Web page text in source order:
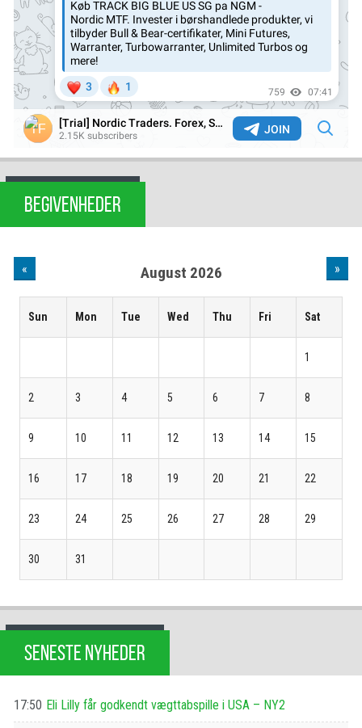
BEGIVENHEDER
« August 2026 »
Sun Mon Tue Wed Thu Fri Sat
1
2 3 4 5 6 7 8
9 10 11 12 13 14 15
16 17 18 19 20 21 22
23 24 25 26 27 28 29
30 31
SENESTE NYHEDER
17:50 Eli Lilly får godkendt vægttabspille i USA – NY2